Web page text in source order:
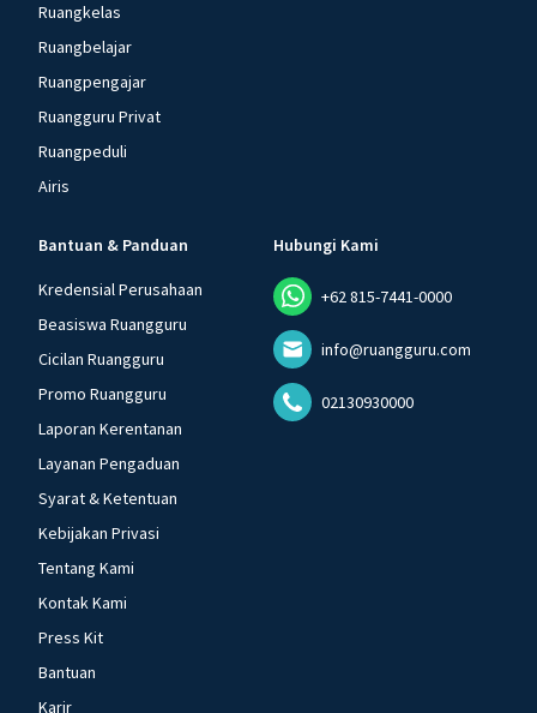
Ruangkelas
Ruangbelajar
Ruangpengajar
Ruangguru Privat
Ruangpeduli
Airis
Bantuan & Panduan
Kredensial Perusahaan
Beasiswa Ruangguru
Cicilan Ruangguru
Promo Ruangguru
Laporan Kerentanan
Layanan Pengaduan
Syarat & Ketentuan
Kebijakan Privasi
Tentang Kami
Kontak Kami
Press Kit
Bantuan
Karir
Hubungi Kami
+62 815-7441-0000
info@ruangguru.com
02130930000